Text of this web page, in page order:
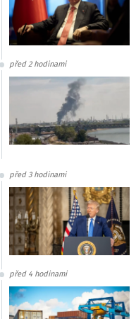
před 2 hodinami
před 3 hodinami
před 4 hodinami